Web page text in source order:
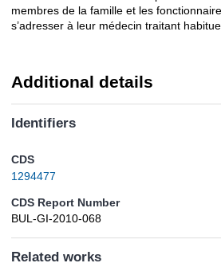
membres de la famille et les
s’adresser à leur médecin traitant
Additional details
Identifiers
CDS
1294477
CDS Report Number
BUL-GI-2010-068
Related works